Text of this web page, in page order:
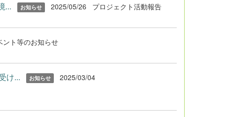
... お知らせ 2025/05/26 プロジェクト活動報告
ント等のお知らせ
け... お知らせ
2025/03/04